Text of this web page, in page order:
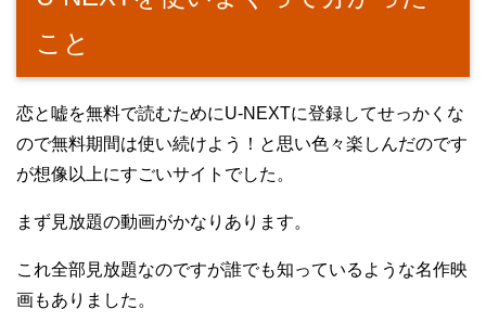
こと
恋と嘘を無料で読むためにU-NEXTに登録してせっかくな
ので無料期間は使い続けよう！と思い色々楽しんだのです
が想像以上にすごいサイトでした。
まず見放題の動画がかなりあります。
これ全部見放題なのですが誰でも知っているような名作映
画もありました。